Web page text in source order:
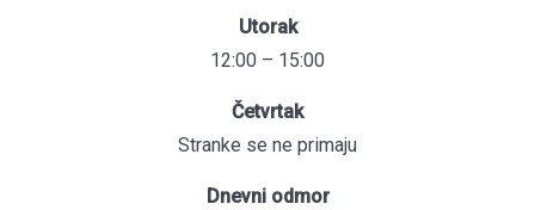
Utorak
12:00 – 15:00
Četvrtak
Stranke se ne primaju
Dnevni odmor